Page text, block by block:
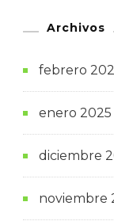
Archivos
febrero
enero 2025
diciembre
noviembre